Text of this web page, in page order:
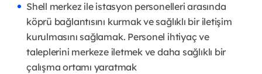
Shell merkez ile istasyon personelleri arasında
köprü bağlantısını kurmak ve sağlıklı bir iletişim
kurulmasını sağlamak. Personel ihtiyaç ve
taleplerini merkeze iletmek ve daha sağlıklı bir
çalışma ortamı yaratmak